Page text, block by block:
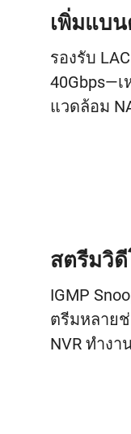
เพิ่มแบ
รองรับ
40Gbps—
แวดล้อม
สตรีมวิ
IGMP
ตรีมหลายช่
NVR ทำง